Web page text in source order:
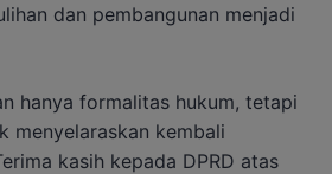
dan pembangunan menjadi
hanya formalitas hukum, tetapi
menyelaraskan kembali
kasih kepada DPRD atas